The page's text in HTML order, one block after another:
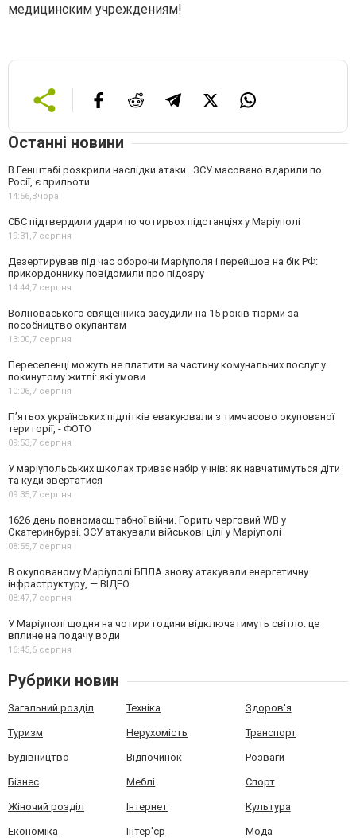
медицинским учреждениям!
Останні новини
В Генштабі розкрили наслідки атаки . ЗСУ масовано вдарили по
Росії, є прильоти
14:56,Вчора
СБС підтвердили удари по чотирьох підстанціях у Маріуполі
19:31,7 серпня
Дезертирував під час оборони Маріуполя і перейшов на бік РФ:
прикордоннику повідомили про підозру
14:44,7 серпня
Волноваського священника засудили на 15 років тюрми за
пособництво окупантам
13:00,7 серпня
Переселенці можуть не платити за частину комунальних послуг у
покинутому житлі: які умови
10:06,7 серпня
П’ятьох українських підлітків евакуювали з тимчасово окупованої
території, - ФОТО
09:53,7 серпня
У маріупольських школах триває набір учнів: як навчатимуться діти
та куди звертатися
09:35,7 серпня
1626 день повномасштабної війни. Горить черговий WB у
Єкатеринбурзі. ЗСУ атакували військові цілі у Маріуполі
08:55,7 серпня
В окупованому Маріуполі БПЛА знову атакували енергетичну
інфраструктуру, — ВІДЕО
08:47,7 серпня
У Маріуполі щодня на чотири години відключатимуть світло: це
вплине на подачу води
16:45,6 серпня
Рубрики новин
Загальний розділ Техніка Здоров'я
Туризм Нерухомість Транспорт
Будівництво Відпочинок Розваги
Бізнес Меблі Спорт
Жіночий розділ Інтернет Культура
Економіка Інтер'єр Мода